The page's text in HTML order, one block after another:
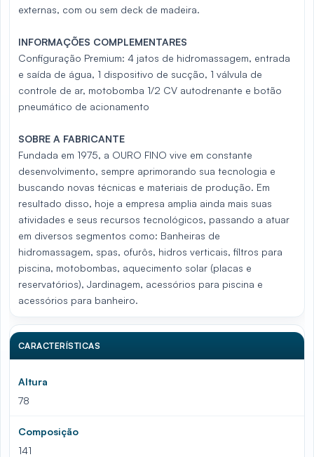
externas, com ou sem deck de madeira.
INFORMAÇÕES COMPLEMENTARES
Configuração Premium: 4 jatos de hidromassagem, entrada
e saída de água, 1 dispositivo de sucção, 1 válvula de
controle de ar, motobomba 1/2 CV autodrenante e botão
pneumático de acionamento
SOBRE A FABRICANTE
Fundada em 1975, a OURO FINO vive em constante
desenvolvimento, sempre aprimorando sua tecnologia e
buscando novas técnicas e materiais de produção. Em
resultado disso, hoje a empresa amplia ainda mais suas
atividades e seus recursos tecnológicos, passando a atuar
em diversos segmentos como: Banheiras de
hidromassagem, spas, ofurôs, hidros verticais, filtros para
piscina, motobombas, aquecimento solar (placas e
reservatórios), Jardinagem, acessórios para piscina e
acessórios para banheiro.
CARACTERÍSTICAS
Altura
78
Composição
141